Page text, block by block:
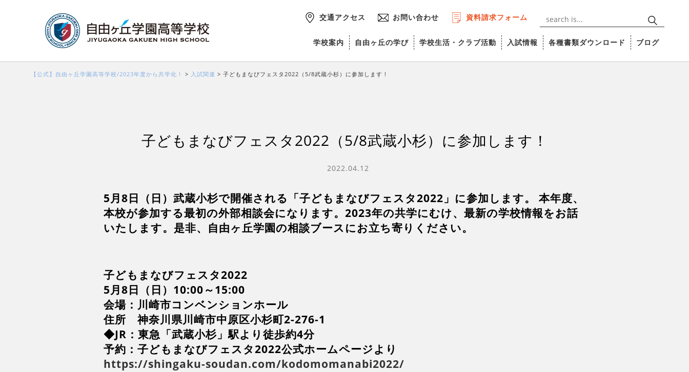
交通アクセス お問い合わせ 資料請求フォーム
学校案内 自由ヶ丘の学び 学校生活・クラブ活動 入試情報 各種書類ダウンロード ブログ
【公式】自由ヶ丘学園高等学校/2023年度から共学化！ > 入試関連 > 子どもまなびフェスタ2022（5/8武蔵小杉）に参加します！
子どもまなびフェスタ2022（5/8武蔵小杉）に参加します！
2022.04.12
5月8日（日）武蔵小杉で開催される「子どもまなびフェスタ2022」に参加します。 本年度、
本校が参加する最初の外部相談会になります。2023年の共学にむけ、最新の学校情報をお話
いたします。是非、自由ヶ丘学園の相談ブースにお立ち寄りください。
子どもまなびフェスタ2022
5月8日（日）10:00～15:00
会場：川崎市コンベンションホール
住所 神奈川県川崎市中原区小杉町2-276-1
◆JR：東急「武蔵小杉」駅より徒歩約4分
予約：子どもまなびフェスタ2022公式ホームページより
https://shingaku-soudan.com/kodomomanabi2022/